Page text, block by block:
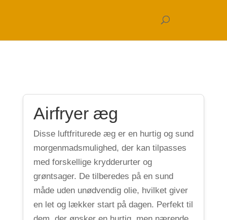
Airfryer æg
Disse luftfriturede æg er en hurtig og sund
morgenmadsmulighed, der kan tilpasses
med forskellige krydderurter og
grøntsager. De tilberedes på en sund
måde uden unødvendig olie, hvilket giver
en let og lækker start på dagen. Perfekt til